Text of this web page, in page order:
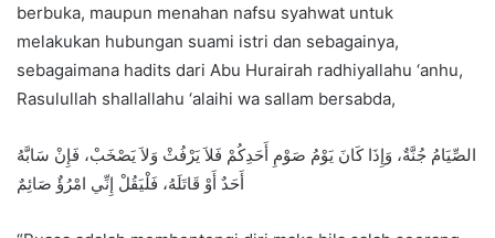
berbuka, maupun menahan nafsu syahwat untuk
melakukan hubungan suami istri dan sebagainya,
sebagaimana hadits dari Abu Hurairah radhiyallahu ‘anhu,
Rasulullah shallallahu ‘alaihi wa sallam bersabda,
الصِّيَامُ جُنَّةٌ، وَإِذَا كَانَ يَوْمُ صَوْمِ أَحَدِكُمْ فَلاَ يَرْفُثْ وَلاَ يَصْخَبْ، فَإِنْ سَابَّهُ
أَحَدٌ أَوْ قَاتَلَهُ، فَلْيَقُلْ إِنِّي امْرُؤٌ صَائِمٌ